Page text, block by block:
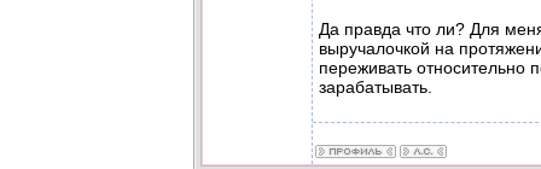
Да правда что ли? Для
выручалочкой на
переживать относительно
зарабатывать.